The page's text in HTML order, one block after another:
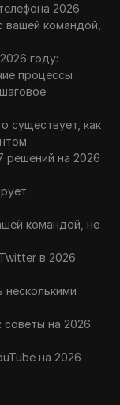
2026
вашей командой,
году:
процессы
существует, как
решений на 2026
командой, не
в 2026
несколькими
советы на 2026
на 2026